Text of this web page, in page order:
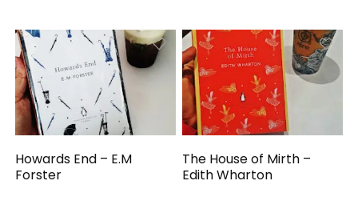
Howards End – E.M
Forster
The House of Mirth –
Edith Wharton